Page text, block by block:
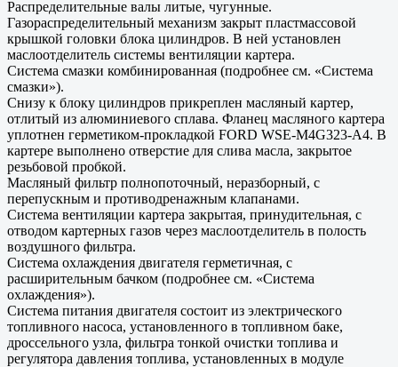
Распределительные валы литые, чугунные.
Газораспределительный механизм закрыт пластмассовой
крышкой головки блока цилиндров. В ней установлен
маслоотделитель системы вентиляции картера.
Система смазки комбинированная (подробнее см. «Система
смазки»).
Снизу к блоку цилиндров прикреплен масляный картер,
отлитый из алюминиевого сплава. Фланец масляного картера
уплотнен герметиком-прокладкой FORD WSE-M4G323-A4. В
картере выполнено отверстие для слива масла, закрытое
резьбовой пробкой.
Масляный фильтр полнопоточный, неразборный, с
перепускным и противодренажным клапанами.
Система вентиляции картера закрытая, принудительная, с
отводом картерных газов через маслоотделитель в полость
воздушного фильтра.
Система охлаждения двигателя герметичная, с
расширительным бачком (подробнее см. «Система
охлаждения»).
Система питания двигателя состоит из электрического
топливного насоса, установленного в топливном баке,
дроссельного узла, фильтра тонкой очистки топлива и
регулятора давления топлива, установленных в модуле